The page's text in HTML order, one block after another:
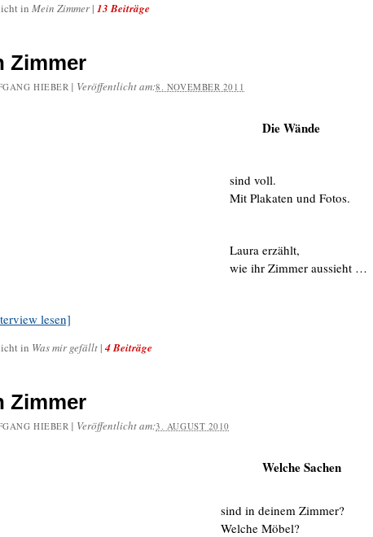
in Mein Zimmer | 13 Beiträge
Zimmer
HIEBER | Veröffentlicht am:8. NOVEMBER 2011
Die Wände
sind voll.
Mit Plakaten und Fotos.
Laura erzählt,
wie ihr Zimmer aussieht …
lesen]
in Was mir gefällt | 4 Beiträge
Zimmer
HIEBER | Veröffentlicht am:3. AUGUST 2010
Welche Sachen
sind in deinem Zimmer?
Welche Möbel?